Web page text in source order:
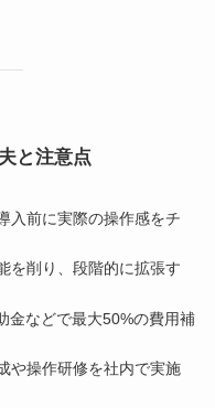
と注意点
入前に実際の操作感をチ
を削り、段階的に拡張す
金などで最大50%の費用補
や操作研修を社内で実施